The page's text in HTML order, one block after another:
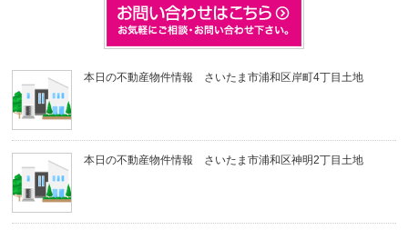
本日の不動産物件情報 さいたま市浦和区岸町4丁目土地
本日の不動産物件情報 さいたま市浦和区神明2丁目土地